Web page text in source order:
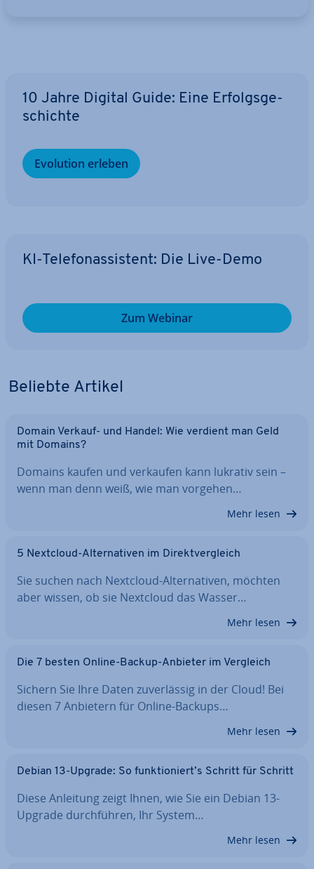
10 Jahre Digital Guide: Eine Er­folgs­ge­
schich­te
Evolution erleben
KI-Te­le­fon­as­sis­tent: Die Live-Demo
Zum Webinar
Beliebte Artikel
Domain Verkauf- und Handel: Wie verdient man Geld
mit Domains?
Domains kaufen und verkaufen kann lukrativ sein –
wenn man denn weiß, wie man vorgehen…
Mehr lesen
5 Nextcloud-Al­ter­na­ti­ven im Di­rekt­ver­gleich
Sie suchen nach Nextcloud-Al­ter­na­ti­ven, möchten
aber wissen, ob sie Nextcloud das Wasser…
Mehr lesen
Die 7 besten Online-Backup-Anbieter im Vergleich
Sichern Sie Ihre Daten zu­ver­läs­sig in der Cloud! Bei
diesen 7 Anbietern für Online-Backups…
Mehr lesen
Debian 13-Upgrade: So funk­tio­niert’s Schritt für Schritt
Diese Anleitung zeigt Ihnen, wie Sie ein Debian 13-
Upgrade durch­füh­ren, Ihr System…
Mehr lesen